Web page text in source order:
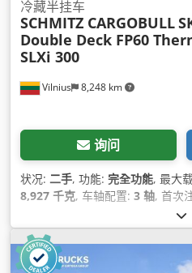
Vilnius 8,248 km
冷藏半挂车
SCHMITZ CARGOBULL
Double Deck FP60
SLXi 300
询问
状况: 二手, 功能: 完全功能, 最大
8,927 千克, 车轴配置: 3 轴, 首次
, 悬挂系
2020, 设备:制冷单元, 动力转向,